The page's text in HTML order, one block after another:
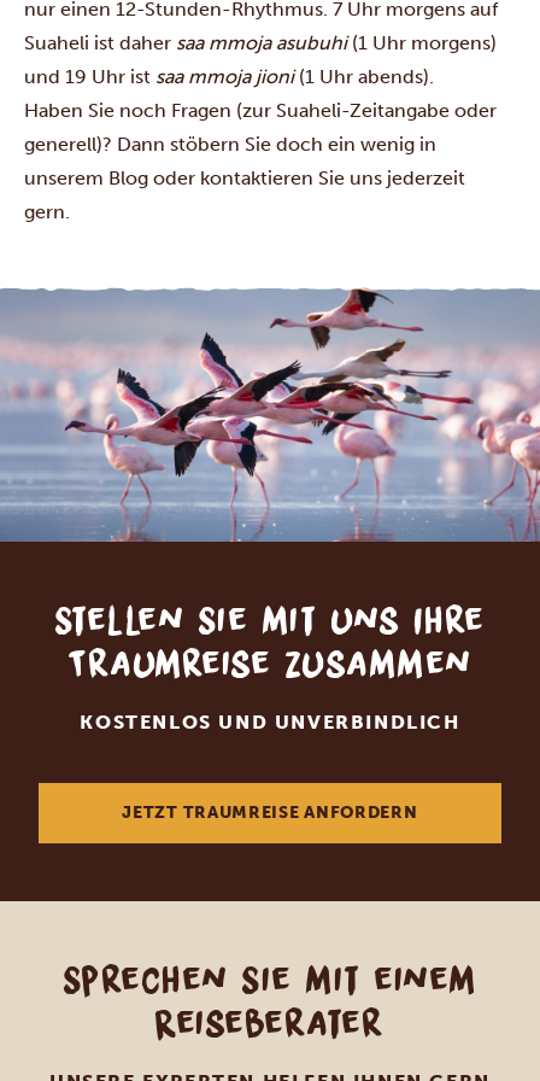
nur einen 12-Stunden-Rhythmus. 7 Uhr morgens auf
Suaheli ist daher saa mmoja asubuhi(1 Uhr morgens)
und 19 Uhr ist saa mmoja jioni(1 Uhr abends).
Haben Sie noch Fragen (zur Suaheli-Zeitangabe oder
generell)? Dann stöbern Sie doch ein wenig in
unserem Blog oder kontaktieren Sie uns jederzeit
gern.
Stellen Sie mit uns Ihre
Traumreise zusammen
KOSTENLOS UND UNVERBINDLICH
JETZT TRAUMREISE ANFORDERN
Sprechen Sie mit einem
Reiseberater